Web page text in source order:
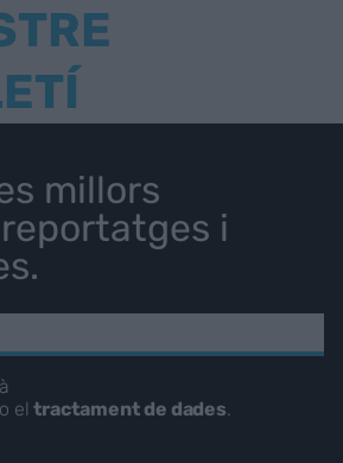
millors
i
eltractament de dades.